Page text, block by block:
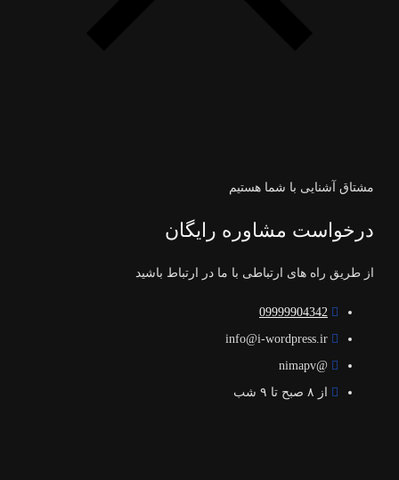
مشتاق آشنایی با شما هستیم
درخواست مشاوره رایگان
از طریق راه های ارتباطی با ما در ارتباط باشید
09999904342
info@i-wordpress.ir
@nimapv
از ۸ صبح تا ۹ شب